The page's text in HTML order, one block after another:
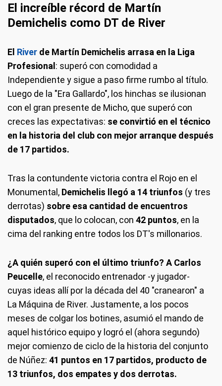
El increíble récord de Martín
Demichelis como DT de River
El River de Martín Demichelis arrasa en la Liga
Profesional: superó con comodidad a
Independiente y sigue a paso firme rumbo al título.
Luego de la "Era Gallardo", los hinchas se ilusionan
con el gran presente de Micho, que superó con
creces las expectativas: se convirtió en el técnico
en la historia del club con mejor arranque después
de 17 partidos.
Tras la contundente victoria contra el Rojo en el
Monumental, Demichelis llegó a 14 triunfos (y tres
derrotas) sobre esa cantidad de encuentros
disputados, que lo colocan, con 42 puntos, en la
cima del ranking entre todos los DT's millonarios.
¿A quién superó con el último triunfo? A Carlos
Peucelle, el reconocido entrenador -y jugador-
cuyas ideas allí por la década del 40 "cranearon" a
La Máquina de River. Justamente, a los pocos
meses de colgar los botines, asumió el mando de
aquel histórico equipo y logró el (ahora segundo)
mejor comienzo de ciclo de la historia del conjunto
de Núñez: 41 puntos en 17 partidos, producto de
13 triunfos, dos empates y dos derrotas.